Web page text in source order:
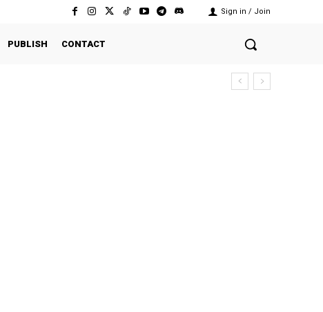
Sign in / Join
PUBLISH CONTACT